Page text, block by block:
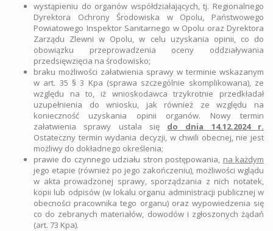
wystąpieniu do organów współdziałających, tj. Regionalnego
Dyrektora Ochrony Środowiska w Opolu, Państwowego
Powiatowego Inspektor Sanitarnego w Opolu oraz Dyrektora
Zarządu Zlewni w Opolu, w celu uzyskania opinii, co do
obowiązku przeprowadzenia oceny oddziaływania
przedsięwzięcia na środowisko;
braku możliwości załatwienia sprawy w terminie wskazanym
w art. 35 § 3 Kpa (sprawa szczególnie skomplikowana), ze
względu na to, iż wnioskodawca trzykrotnie przedkładał
uzupełnienia do wniosku, jak również ze względu na
konieczność uzyskania opinii organów. Nowy termin
załatwienia sprawy ustala się do dnia 14.12.2024 r.
Ostateczny termin wydania decyzji, w chwili obecnej, nie jest
możliwy do dokładnego określenia;
prawie do czynnego udziału stron postępowania, na każdym
jego etapie (również po jego zakończeniu), możliwości wglądu
w akta prowadzonej sprawy, sporządzania z nich notatek,
kopii lub odpisów (w lokalu organu administracji publicznej w
obecności pracownika tego organu) oraz wypowiedzenia się
co do zebranych materiałów, dowodów i zgłoszonych żądań
(art. 73 Kpa).